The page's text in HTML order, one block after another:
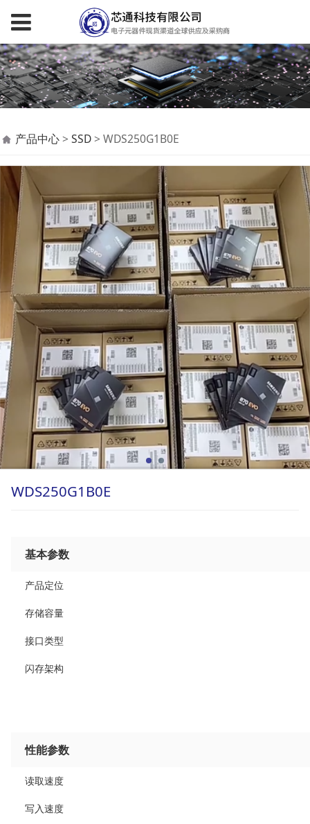
WDS250G1B0E
产品中心> SSD> WDS250G1B0E
WDS250G1B0E
基本参数
产品定位
存储容量
接口类型
闪存架构
性能参数
读取速度
写入速度